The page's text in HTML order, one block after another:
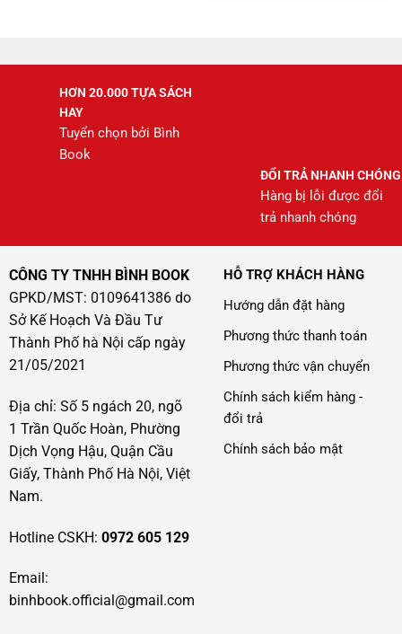
HƠN 20.000 TỰA SÁCH
HAY
Tuyển chọn bởi Bình
Book
ĐỔI TRẢ NHANH CHÓNG
Hàng bị lỗi được đổi
trả nhanh chóng
CÔNG TY TNHH BÌNH BOOK
GPKD/MST: 0109641386 do
Sở Kế Hoạch Và Đầu Tư
Thành Phố hà Nội cấp ngày
21/05/2021
Địa chỉ: Số 5 ngách 20, ngõ
1 Trần Quốc Hoàn, Phường
Dịch Vọng Hậu, Quận Cầu
Giấy, Thành Phố Hà Nội, Việt
Nam.
Hotline CSKH: 0972 605 129
Email:
binhbook.official@gmail.com
HỖ TRỢ KHÁCH HÀNG
Hướng dẫn đặt hàng
Phương thức thanh toán
Phương thức vận chuyển
Chính sách kiểm hàng -
đổi trả
Chính sách bảo mật